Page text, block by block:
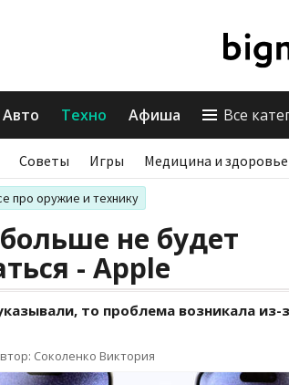
Авто Техно Афиша Все
Советы Игры Медицина и здоровье
про оружие и технику
не будет
- Apple
то проблема возникала
Соколенко Виктория